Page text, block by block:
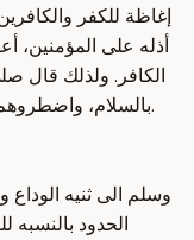
إغاظة للكفر
أذله على المؤمنين،
الكافر. ولذلك قال
بالسلام، واضطروهم إلى أضيق الطريق". ما يصلح أنك إذا أتيت مع.
وسلم الى ثنيه
الحدود بالنسبه